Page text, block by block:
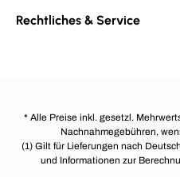
Rechtliches & Service
* Alle Preise inkl. gesetzl.
Nachnahmegebühren,
(1) Gilt für Lieferungen nach
und Informationen zur